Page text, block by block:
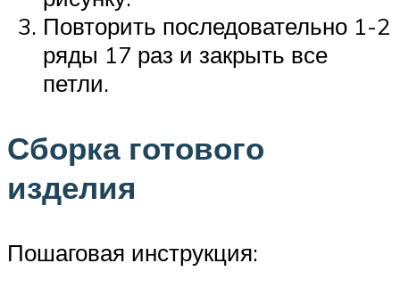
Повторить последовательно 1-2
ряды 17 раз и закрыть все
петли.
Сборка готового
изделия
Пошаговая инструкция: